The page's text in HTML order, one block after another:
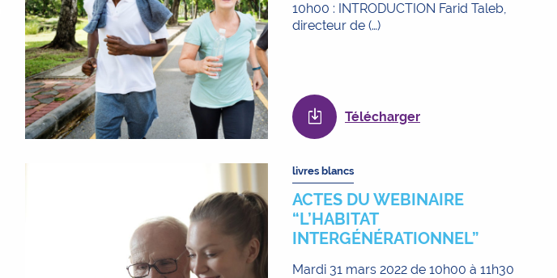
10h00 : INTRODUCTION Farid Taleb,
directeur de (…)
Télécharger
livres blancs
ACTES DU WEBINAIRE
“L’HABITAT
INTERGÉNÉRATIONNEL”
Mardi 31 mars 2022 de 10h00 à 11h30